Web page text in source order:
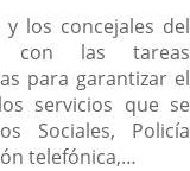
los concejales del
con las tareas
para garantizar el
servicios que se
Sociales, Policía
telefónica,…